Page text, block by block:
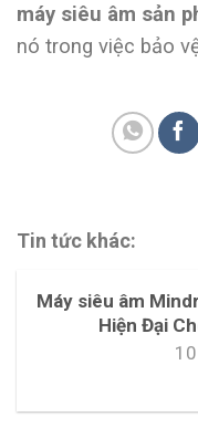
máy siêu âm sản
nó trong việc bảo
Tin tức khác:
Máy siêu âm
Hiện Đại